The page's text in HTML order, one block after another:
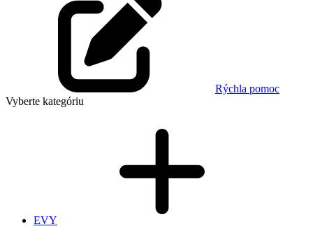
Rýchla pomoc
Vyberte kategóriu
EVY